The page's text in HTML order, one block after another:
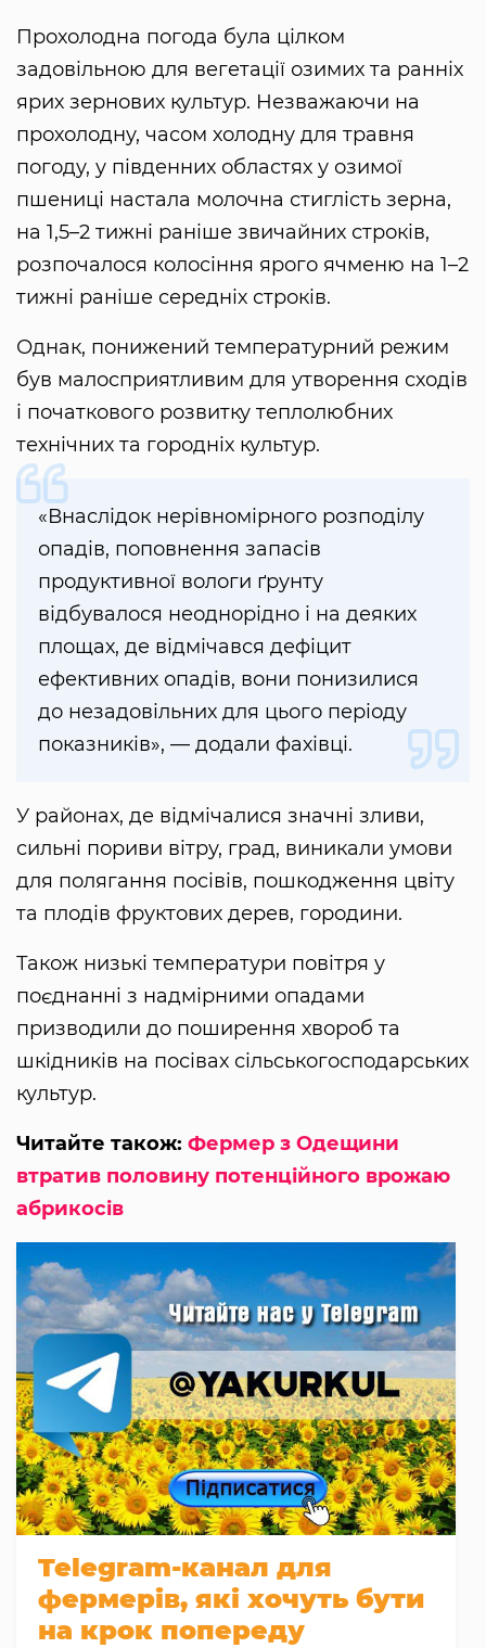
Прохолодна погода була цілком
задовільною для вегетації озимих та ранніх
ярих зернових культур. Незважаючи на
прохолодну, часом холодну для травня
погоду, у південних областях у озимої
пшениці настала молочна стиглість зерна,
на 1,5–2 тижні раніше звичайних строків,
розпочалося колосіння ярого ячменю на 1–2
тижні раніше середніх строків.
Однак, понижений температурний режим
був малосприятливим для утворення сходів
і початкового розвитку теплолюбних
технічних та городніх культур.
«Внаслідок нерівномірного розподілу
опадів, поповнення запасів
продуктивної вологи ґрунту
відбувалося неоднорідно і на деяких
площах, де відмічався дефіцит
ефективних опадів, вони понизилися
до незадовільних для цього періоду
показників», — додали фахівці.
У районах, де відмічалися значні зливи,
сильні пориви вітру, град, виникали умови
для полягання посівів, пошкодження цвіту
та плодів фруктових дерев, городини.
Також низькі температури повітря у
поєднанні з надмірними опадами
призводили до поширення хвороб та
шкідників на посівах сільськогосподарських
культур.
Читайте також: Фермер з Одещини
втратив половину потенційного врожаю
абрикосів
Telegram-канал для
фермерів, які хочуть бути
на крок попереду